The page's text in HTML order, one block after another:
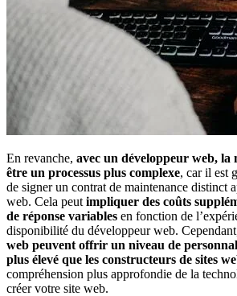
En revanche, avec un développeur web, la
être un processus plus complexe, car il est
de signer un contrat de maintenance distinct
web. Cela peut impliquer des coûts
de réponse variables en fonction de
disponibilité du développeur web.
web peuvent offrir un niveau de
plus élevé que les constructeurs de sites
compréhension plus approfondie de la
créer votre site web.